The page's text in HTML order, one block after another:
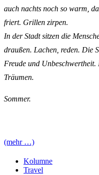
auch nachts noch so warm,
friert. Grillen zirpen.
In der Stadt sitzen die
draußen. Lachen, reden. Die
Freude und
Träumen.
Sommer.
(mehr …)
Kolumne
Travel